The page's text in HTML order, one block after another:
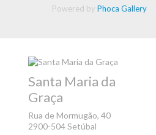
Powered by Phoca Gallery
Santa Maria da
Graça
Rua de Mormugão, 40
2900-504 Setúbal